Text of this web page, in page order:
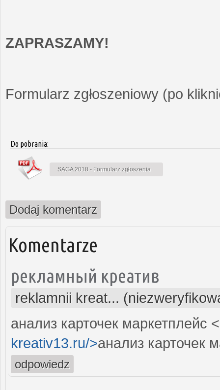
ZAPRASZAMY!
Formularz zgłoszeniowy (po
Do pobrania:
SAGA 2018 - Formularz zgłoszenia
Dodaj komentarz
Komentarze
рекламный креатив
reklamnii kreat...
анализ карточек маркетплейс
kreativ13.ru/>анализ карточек
odpowiedz